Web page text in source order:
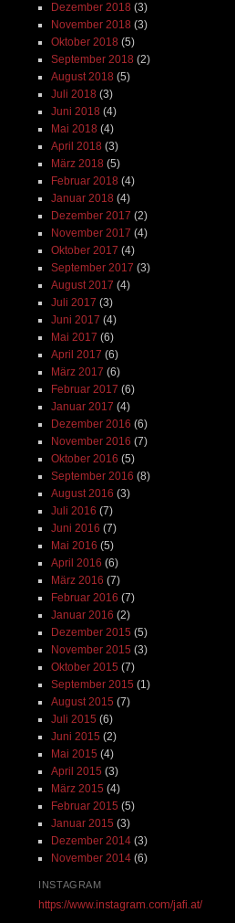
Dezember 2018 (3)
November 2018 (3)
Oktober 2018 (5)
September 2018 (2)
August 2018 (5)
Juli 2018 (3)
Juni 2018 (4)
Mai 2018 (4)
April 2018 (3)
März 2018 (5)
Februar 2018 (4)
Januar 2018 (4)
Dezember 2017 (2)
November 2017 (4)
Oktober 2017 (4)
September 2017 (3)
August 2017 (4)
Juli 2017 (3)
Juni 2017 (4)
Mai 2017 (6)
April 2017 (6)
März 2017 (6)
Februar 2017 (6)
Januar 2017 (4)
Dezember 2016 (6)
November 2016 (7)
Oktober 2016 (5)
September 2016 (8)
August 2016 (3)
Juli 2016 (7)
Juni 2016 (7)
Mai 2016 (5)
April 2016 (6)
März 2016 (7)
Februar 2016 (7)
Januar 2016 (2)
Dezember 2015 (5)
November 2015 (3)
Oktober 2015 (7)
September 2015 (1)
August 2015 (7)
Juli 2015 (6)
Juni 2015 (2)
Mai 2015 (4)
April 2015 (3)
März 2015 (4)
Februar 2015 (5)
Januar 2015 (3)
Dezember 2014(3)
November 2014(6)
INSTAGRAM
https://www.instagram.com/jafi.at/